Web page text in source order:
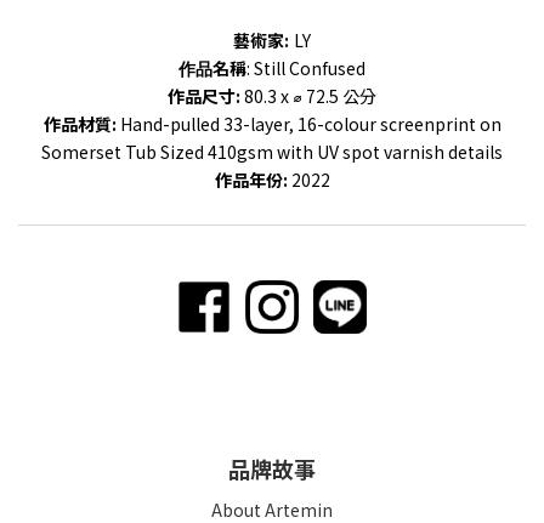
藝術家: LY
作品名稱: Still Confused
作品尺寸: 80.3 x ⌀ 72.5 公分
作品材質: Hand-pulled 33-layer, 16-colour screenprint on
Somerset Tub Sized 410gsm with UV spot varnish details
作品年份: 2022
品牌故事
About Artemin